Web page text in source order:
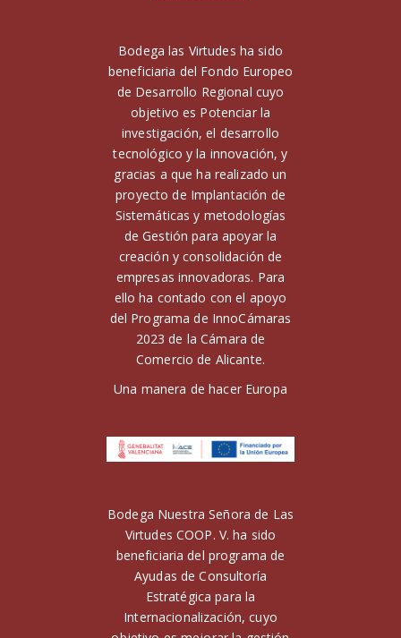
Bodega las Virtudes ha sido
beneficiaria del Fondo Europeo
de Desarrollo Regional cuyo
objetivo es Potenciar la
investigación, el desarrollo
tecnológico y la innovación, y
gracias a que ha realizado un
proyecto de Implantación de
Sistemáticas y metodologías
de Gestión para apoyar la
creación y consolidación de
empresas innovadoras. Para
ello ha contado con el apoyo
del Programa de InnoCámaras
2023 de la Cámara de
Comercio de Alicante.
Una manera de hacer Europa
Bodega Nuestra Señora de Las
Virtudes COOP. V. ha sido
beneficiaria del programa de
Ayudas de Consultoría
Estratégica para la
Internacionalización, cuyo